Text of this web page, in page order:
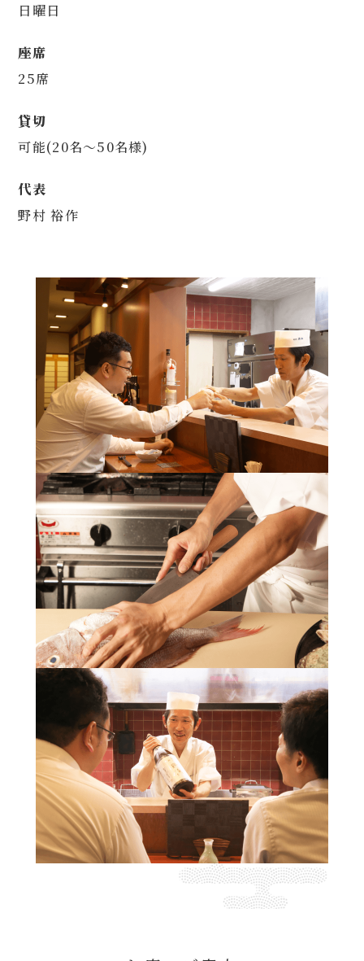
日曜日
座席
25席
貸切
可能(20名～50名様)
代表
野村 裕作